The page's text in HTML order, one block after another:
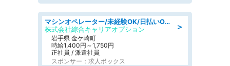
＞
マシンオペレーター/未経験OK/日払いOK/寮完備/交替制/20・30・40代活躍中
株式会社綜合キャリアオプション
岩手県 金ケ崎町
時給1,400円～1,750円
正社員 / 派遣社員
スポンサー：求人ボックス